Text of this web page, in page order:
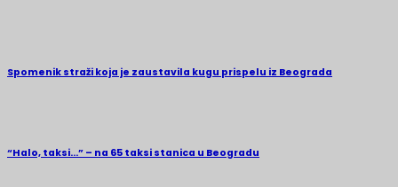
Spomenik straži koja je zaustavila kugu prispelu iz Beograda
“Halo, taksi…” – na 65 taksi stanica u Beogradu